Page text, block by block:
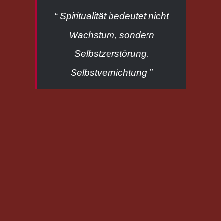
“ Spiritualität bedeutet nicht
Wachstum, sondern
Selbstzerstörung,
Selbstvernichtung ”